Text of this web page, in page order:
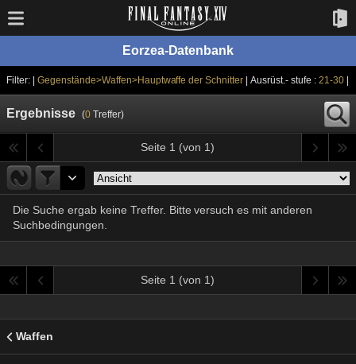
Eorzea-Datenbank
Filter: | Gegenstände>Waffen>Hauptwaffe der Schnitter | Ausrüst.- stufe : 21-30|
Ergebnisse (0Treffer)
Seite 1 (von 1)
Die Suche ergab keine Treffer. Bitte versuch es mit anderen
Suchbedingungen.
Seite 1 (von 1)
Waffen